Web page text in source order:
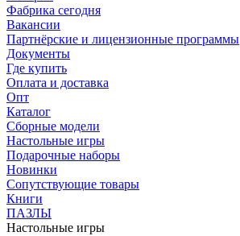
Фабрика сегодня
Вакансии
Партнёрские и лицензионные программы
Документы
Где купить
Оплата и доставка
Опт
Каталог
Сборные модели
Настольные игры
Подарочные наборы
Новинки
Сопутствующие товары
Книги
ПАЗЛЫ
Настольные игры